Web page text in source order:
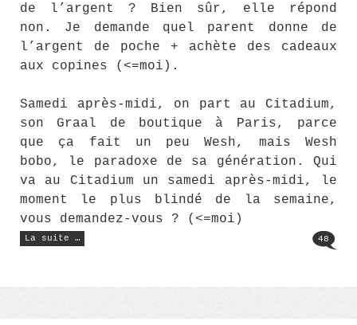
de l’argent ? Bien sûr, elle répond
non. Je demande quel parent donne de
l’argent de poche + achète des cadeaux
aux copines (<=moi).
Samedi après-midi, on part au Citadium,
son Graal de boutique à Paris, parce
que ça fait un peu Wesh, mais Wesh
bobo, le paradoxe de sa génération. Qui
va au Citadium un samedi après-midi, le
moment le plus blindé de la semaine,
vous demandez-vous ? (<=moi)
La suite …
« Une
mèche
48